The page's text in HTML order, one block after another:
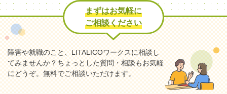
まずはお気軽に
ご相談ください
障害や就職のこと、LITALICOワークスに相談し
てみませんか？ちょっとした質問・相談もお気軽
にどうぞ。無料でご相談いただけます。